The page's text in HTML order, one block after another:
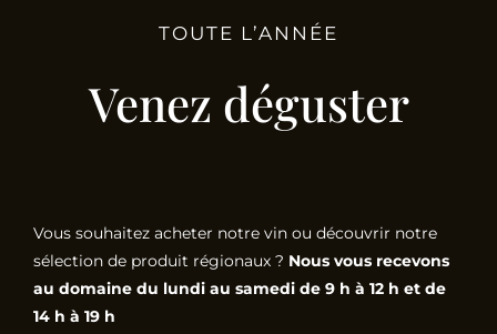
TOUTE L’ANNÉE
Venez déguster
Vous souhaitez acheter notre vin ou découvrir notre
sélection de produit régionaux ? Nous vous recevons
au domaine du lundi au samedi de 9 h à 12 h et de
14 h à 19 h